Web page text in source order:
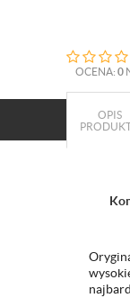
OCENA: 0
OPIS